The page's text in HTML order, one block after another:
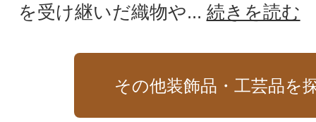
を受け継いだ織物や... 続きを読む
その他装飾品・工芸品を